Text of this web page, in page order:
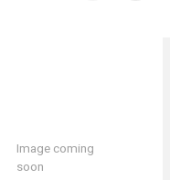
Image coming
soon